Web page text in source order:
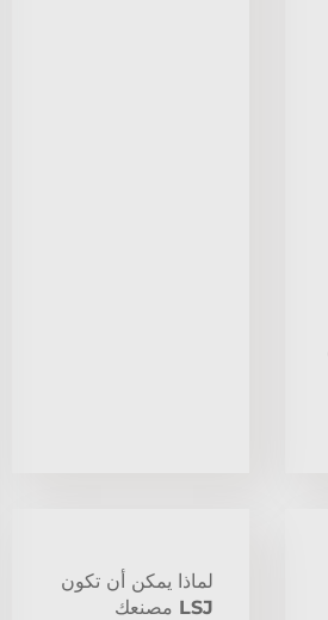
لماذا يمكن أن تكون
LSJ مصنعك